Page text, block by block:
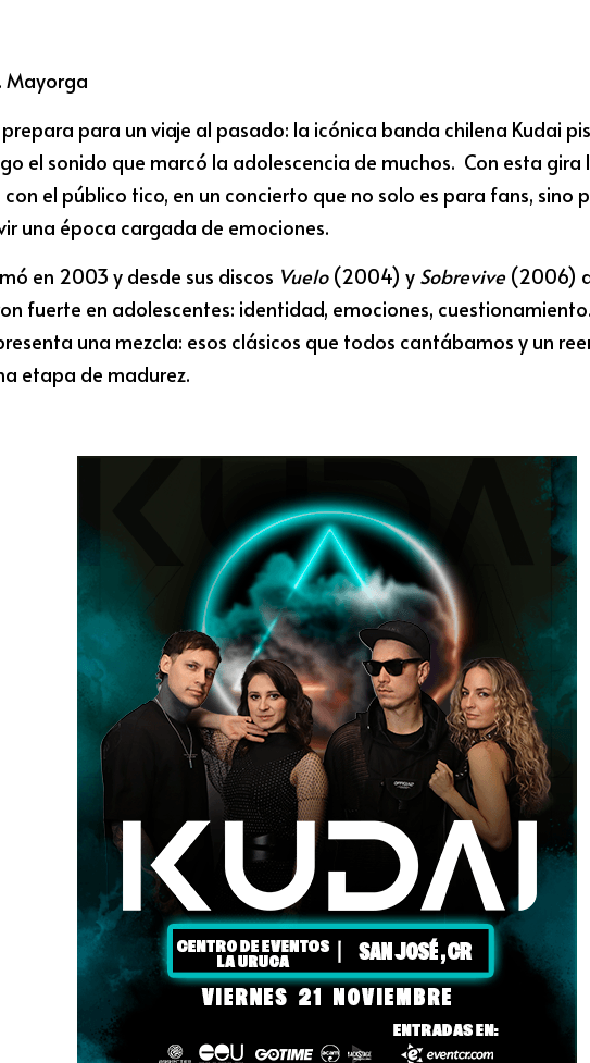
Mayorga
prepara para un viaje al pasado: la icónica banda chilena Kudai
el sonido que marcó la adolescencia de muchos.  Con esta gira
el público tico, en un concierto que no solo es para fans, sino
una época cargada de emociones.
en 2003 y desde sus discos Vuelo (2004) y Sobrevive (2006)
fuerte en adolescentes: identidad, emociones,
una mezcla: esos clásicos que todos cantábamos y un
etapa de madurez.